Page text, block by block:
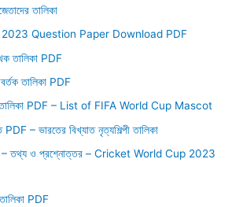
তালিকা
Question Paper Download PDF
তালিকা PDF
তালিকা PDF
তালিকা PDF – List of FIFA World Cup Mascot
– ভারতের বিখ্যাত নৃত্যশিল্পী তালিকা
– তথ্য ও প্রশ্নোত্তর – Cricket World Cup 2023
PDF